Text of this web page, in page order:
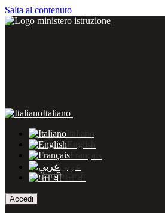
Salta al contenuto
Italiano
Italiano
English
Français
عربى
ਪੰਜਾਬੀ
Accedi